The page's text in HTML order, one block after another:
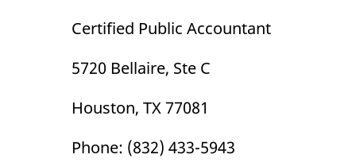
Certified Public Accountant
5720 Bellaire, Ste C
Houston, TX 77081
Phone: (832) 433-5943